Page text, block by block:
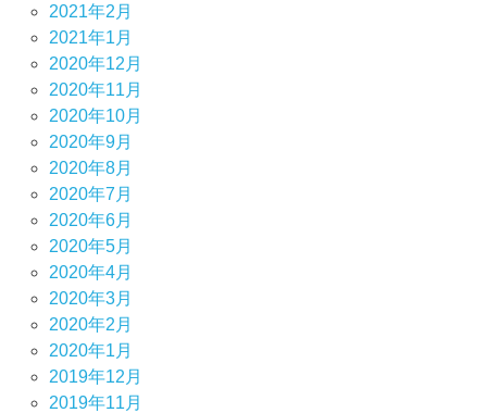
2021年2月
2021年1月
2020年12月
2020年11月
2020年10月
2020年9月
2020年8月
2020年7月
2020年6月
2020年5月
2020年4月
2020年3月
2020年2月
2020年1月
2019年12月
2019年11月